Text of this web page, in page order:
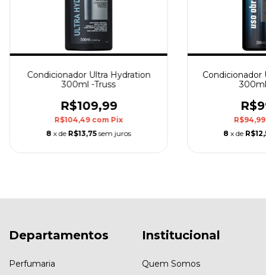
Condicionador Ultra Hydration
300ml -Truss
R$109,99
R$104,49 com Pix
8 x de R$13,75 sem juros
Condicionador
8 x de
Departamentos
Perfumaria
Institucional
Quem Somos